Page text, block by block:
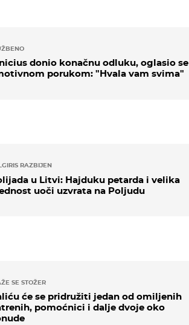
donio konačnu odluku, oglasio se
porukom: "Hvala vam svima"
RAZBIJEN
u Litvi: Hajduku petarda i velika
uoči uzvrata na Poljudu
SE STOŽER
će se pridružiti jedan od omiljenih
pomoćnici i dalje dvoje oko